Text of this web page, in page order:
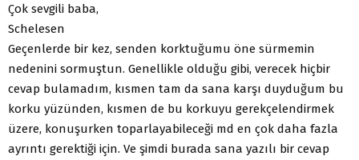
Çok sevgili baba,
Schelesen
Geçenlerde bir kez, senden korktuğumu öne sürmemin
nedenini sormuştun. Genellikle olduğu gibi, verecek hiçbir
cevap bulamadım, kısmen tam da sana karşı duyduğum bu
korku yüzünden, kısmen de bu korkuyu gerekçelendirmek
üzere, konuşurken toparlayabileceği md en çok daha fazla
ayrıntı gerektiği için. Ve şimdi burada sana yazılı bir cevap